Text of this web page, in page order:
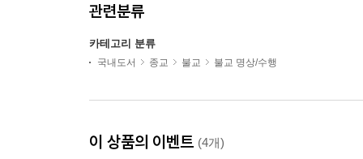
관련분류
카테고리 분류
국내도서 종교 불교 불교 명상/수행
이 상품의 이벤트 (4개)